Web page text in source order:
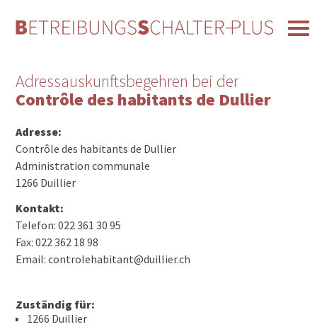
Adressauskunftsbegehren bei der
Contrôle des habitants de Dullier
Adresse:
Contrôle des habitants de Dullier
Administration communale
1266 Duillier
Kontakt:
Telefon: 022 361 30 95
Fax: 022 362 18 98
Email: controlehabitant@duillier.ch
Zuständig für:
1266 Duillier